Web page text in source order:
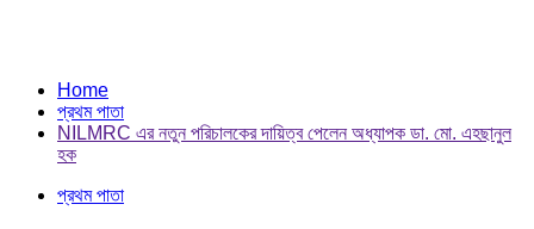
Home
প্রথম পাতা
NILMRC এর নতুন পরিচালকের দায়িত্ব পেলেন অধ্যাপক ডা. মো. এহছানুল
হক
প্রথম পাতা